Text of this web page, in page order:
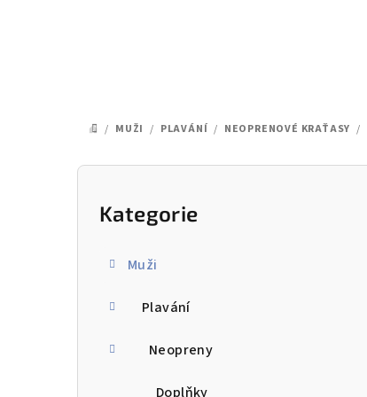
DOMŮ
/ MUŽI / PLAVÁNÍ / NEOPRENOVÉ KRAŤASY /
P
Přeskočit
kategorie
Kategorie
Muži
Plavání
Neopreny
Doplňky